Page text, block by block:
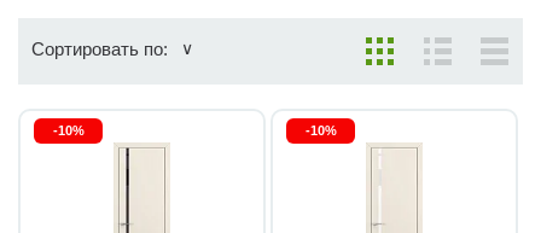
Сортировать по:
-10% -10%